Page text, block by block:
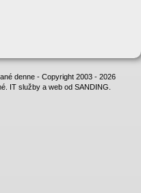
denne - Copyright 2003 - 2026
IT služby a web od SANDING.